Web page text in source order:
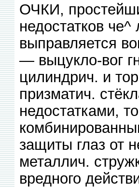
ОЧКИ,
недостатков че^
выправляется
— выцукло-вог
цилиндрич. и
призматич.
недостатками,
защиты глаз от
металлич.
вредного